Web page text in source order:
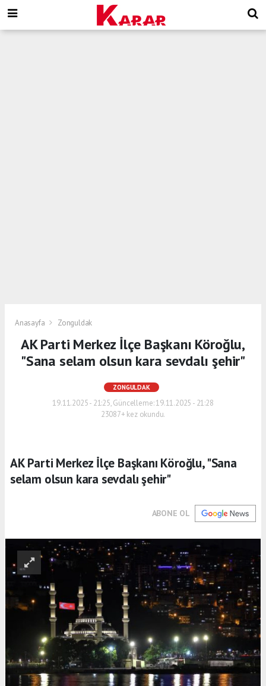
Anasayfa Zonguldak
AK Parti Merkez İlçe Başkanı Köroğlu,
"Sana selam olsun kara sevdalı şehir"
ZONGULDAK
19.11.2025 - 21:25, Güncelleme: 19.11.2025 - 21:28
23087+ kez okundu.
AK Parti Merkez İlçe Başkanı Köroğlu, "Sana
selam olsun kara sevdalı şehir"
ABONE OL